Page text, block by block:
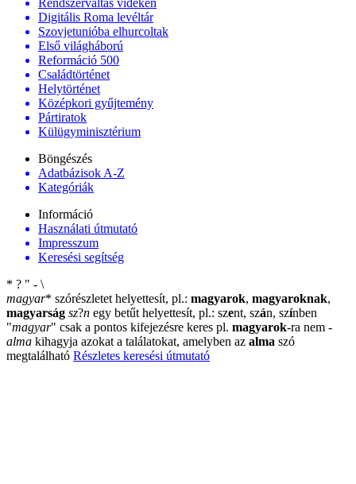
Digitális Roma levéltár
Szovjetunióba elhurcoltak
Első világháború
Reformáció 500
Családtörténet
Helytörténet
Középkori gyűjtemény
Pártiratok
Külügyminisztérium
Böngészés
Adatbázisok A-Z
Kategóriák
Információ
Használati útmutató
Impresszum
Keresési segítség
* ? " - \
magyar* szórészletet helyettesít, pl.: magyarok, magyaroknak,
magyarság sz?n egy betűt helyettesít, pl.: szent, szán, színben
"magyar" csak a pontos kifejezésre keres pl. magyarok-ra nem -
alma kihagyja azokat a találatokat, amelyben az alma szó
megtalálható Részletes keresési útmutató